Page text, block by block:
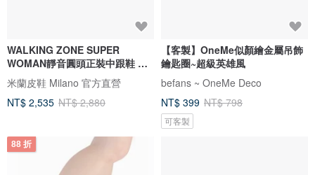
WALKING ZONE SUPER
WOMAN靜音圓頭正裝中跟鞋 女
鞋-漆皮黑
米蘭皮鞋 Milano 官方直營
NT$ 2,535 NT$ 2,880
【客製】OneMe似顏繪金屬吊飾
鑰匙圈~超級英雄風
befans ~ OneMe Deco
NT$ 399 NT$ 798
可客製
88 折